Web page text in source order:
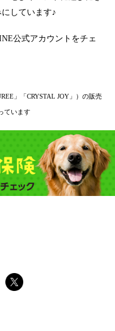
しています♪
公式アカウントをチェ
」「CRYSTAL JOY」）の販売
ています